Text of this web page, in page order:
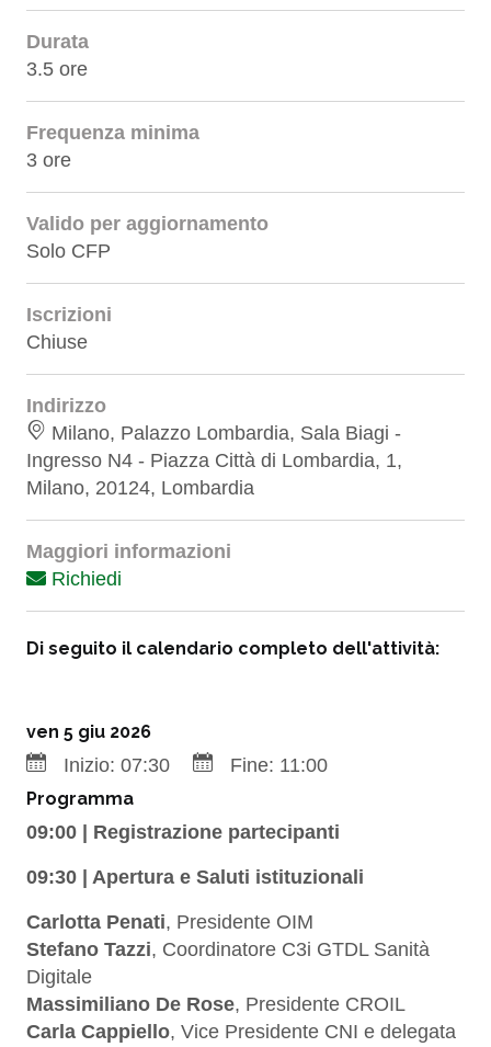
Durata
3.5 ore
Frequenza minima
3 ore
Valido per aggiornamento
Solo CFP
Iscrizioni
Chiuse
Indirizzo
Milano, Palazzo Lombardia, Sala Biagi -
Ingresso N4 - Piazza Città di Lombardia, 1,
Milano, 20124, Lombardia
Maggiori informazioni
Richiedi
Di seguito il calendario completo dell'attività:
ven 5 giu 2026
Inizio: 07:30 Fine: 11:00
Programma
09:00 | Registrazione partecipanti
09:30 | Apertura e Saluti istituzionali
Carlotta Penati, Presidente OIM
Stefano Tazzi, Coordinatore C3i GTDL Sanità
Digitale
Massimiliano De Rose, Presidente CROIL
Carla Cappiello, Vice Presidente CNI e delegata